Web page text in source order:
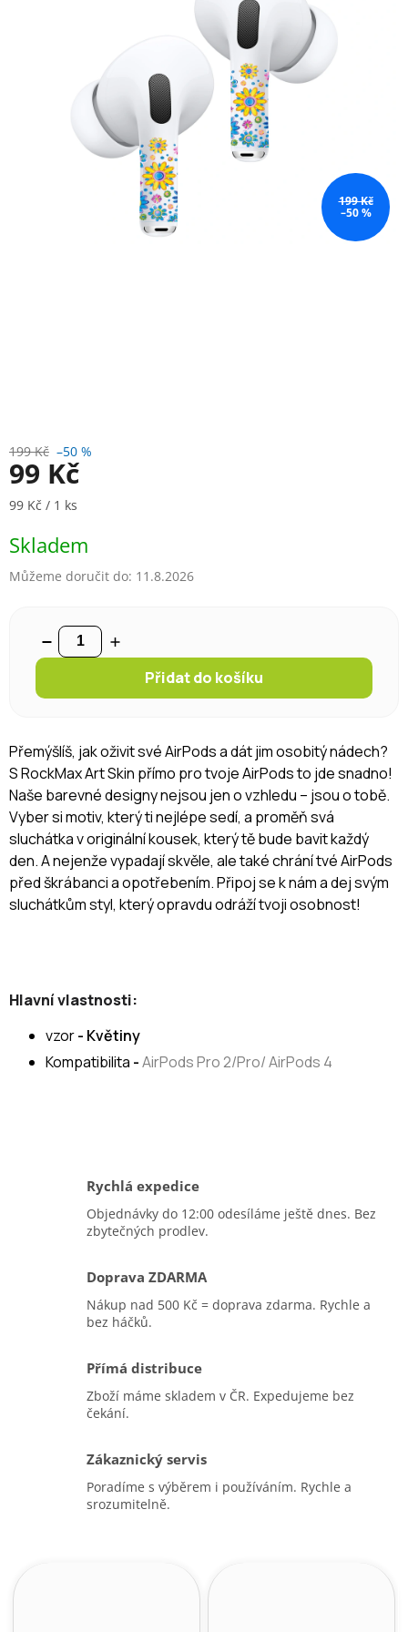
199 Kč
–50 %
199 Kč –50 %
99 Kč
Měrná cena:
99 Kč / 1 ks
Skladem
Můžeme doručit do: 11.8.2026
Přidat do košíku
Přemýšlíš, jak oživit své AirPods a dát jim osobitý nádech?
S RockMax Art Skin přímo pro tvoje AirPods to jde snadno!
Naše barevné designy nejsou jen o vzhledu – jsou o tobě.
Vyber si motiv, který ti nejlépe sedí, a proměň svá
sluchátka v originální kousek, který tě bude bavit každý
den. A nejenže vypadají skvěle, ale také chrání tvé AirPods
před škrábanci a opotřebením. Připoj se k nám a dej svým
sluchátkům styl, který opravdu odráží tvoji osobnost!
Hlavní vlastnosti:
vzor- Květiny
Kompatibilita -AirPods Pro 2/Pro/ AirPods 4
Rychlá expedice
Objednávky do 12:00 odesíláme ještě dnes. Bez
zbytečných prodlev.
Doprava ZDARMA
Nákup nad 500 Kč = doprava zdarma. Rychle a
bez háčků.
Přímá distribuce
Zboží máme skladem v ČR. Expedujeme bez
čekání.
Zákaznický servis
Poradíme s výběrem i používáním. Rychle a
srozumitelně.